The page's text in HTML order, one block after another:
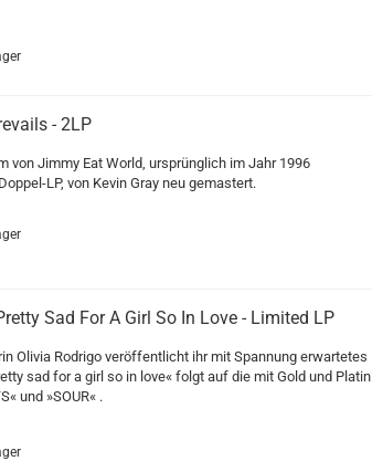
- 2LP
von Jimmy Eat World, ursprünglich im Jahr 1996
LP, von Kevin Gray neu gemastert.
Sad For A Girl So In Love - Limited LP
Olivia Rodrigo veröffentlicht ihr mit Spannung erwartetes
sad for a girl so in love« folgt auf die mit Gold und Platin
und »SOUR« .